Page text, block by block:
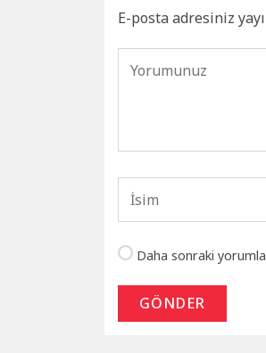
E-posta adresiniz
Daha sonraki
GÖNDER